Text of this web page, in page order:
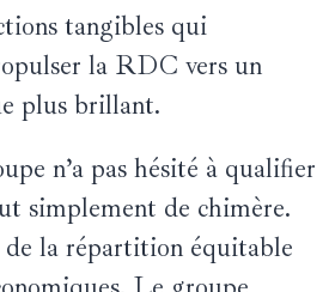
tangibles qui
la RDC vers un
plus brillant.
n’a pas hésité à qualifier
simplement de chimère.
la répartition équitable